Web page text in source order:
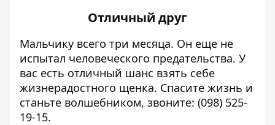
Отличный друг
Мальчику всего три месяца. Он еще не
испытал человеческого предательства. У
вас есть отличный шанс взять себе
жизнерадостного щенка. Спасите жизнь и
станьте волшебником, звоните: (098) 525-
19-15.